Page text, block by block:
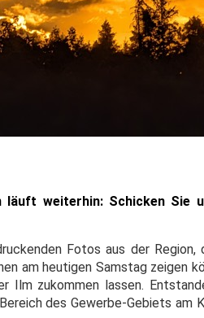
weiterhin: Schicken Sie
Fotos aus der Region,
am heutigen Samstag zeigen
Ilm zukommen lassen.
des Gewerbe-Gebiets am